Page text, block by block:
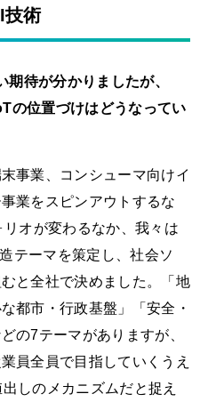
技術
待が分かりましたが、
の位置づけはどうなってい
事業、コンシューマ向けイ
業をスピンアウトするな
オが変わるなか、我々は
テーマを策定し、社会ソ
と全社で決めました。「地
都市・行政基盤」「安全・
の7テーマがありますが、
員全員で目指していくうえ
しのメカニズムだと捉え